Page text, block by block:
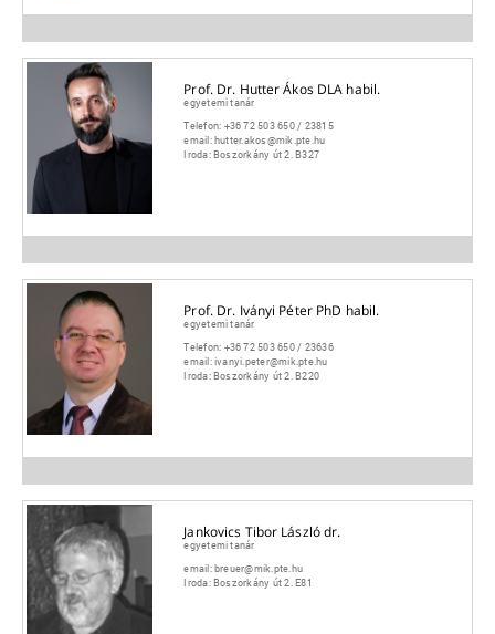
Prof. Dr. Hutter Ákos DLA habil.
egyetemi tanár
Telefon: +36 72 503 650 / 23815
email:hutter.akos@mik.pte.hu
Iroda:Boszorkány út 2. B327
Prof. Dr. Iványi Péter PhD habil.
egyetemi tanár
Telefon: +36 72 503 650 / 23636
email:ivanyi.peter@mik.pte.hu
Iroda:Boszorkány út 2. B220
Jankovics Tibor László dr.
egyetemi tanár
email:breuer@mik.pte.hu
Iroda:Boszorkány út 2. E81